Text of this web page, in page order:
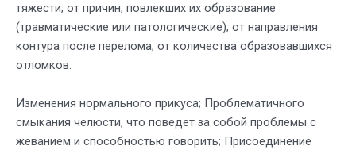
тяжести; от причин, повлекших их образование
(травматические или патологические); от направления
контура после перелома; от количества образовавшихся
отломков.
Изменения нормального прикуса; Проблематичного
смыкания челюсти, что поведет за собой проблемы с
жеванием и способностью говорить; Присоединение